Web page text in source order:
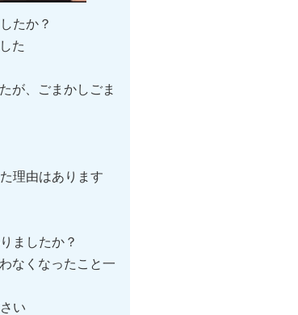
たか？
た
が、ごまかしごま
理由はあります
ましたか？
なくなったこと一
い